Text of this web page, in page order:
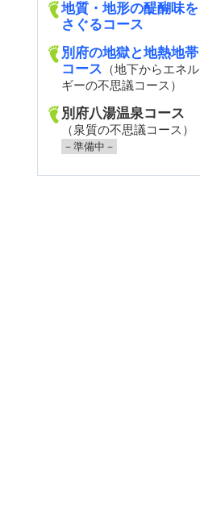
地質・地形の醍醐味を
さぐるコース
別府の地獄と地熱地帯
コース （地下からエネル
ギーの不思議コース）
別府八湯温泉コース
（泉質の不思議コース）
－準備中－